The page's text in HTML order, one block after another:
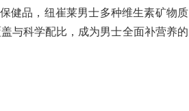
健品，纽崔莱男士多种维生素矿物质
与科学配比，成为男士全面补营养的